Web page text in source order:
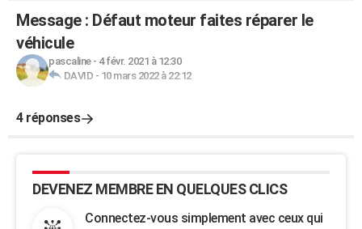
Message : Défaut moteur faites réparer le
véhicule
pascaline- 4 févr. 2021 à 12:30
DAVID - 10 mars 2022 à 22:12
4 réponses
DEVENEZ MEMBRE EN QUELQUES CLICS
Connectez-vous simplement avec ceux qui